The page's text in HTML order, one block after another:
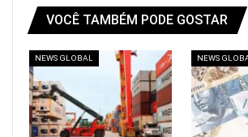
VOCÊ TAMBÉM PODE GOSTAR
NEWS GLOBAL NEWS